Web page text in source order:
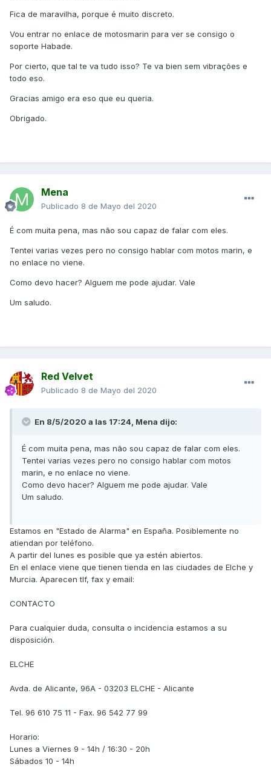
Fica de maravilha, porque é muito discreto.
Vou entrar no enlace de motosmarin para ver se consigo o
soporte Habade.
Por cierto, que tal te va tudo isso? Te va bien sem vibrações e
todo eso.
Gracias amigo era eso que eu queria.
Obrigado.
Mena
Publicado 8 de Mayo del 2020
É com muita pena, mas não sou capaz de falar com eles.
Tentei varias vezes pero no consigo hablar com motos marin, e
no enlace no viene.
Como devo hacer? Alguem me pode ajudar. Vale
Um saludo.
Red Velvet
Publicado 8 de Mayo del 2020
En 8/5/2020 a las 17:24, Mena dijo:
É com muita pena, mas não sou capaz de falar com eles.
Tentei varias vezes pero no consigo hablar com motos
marin, e no enlace no viene.
Como devo hacer? Alguem me pode ajudar. Vale
Um saludo.
Estamos en "Estado de Alarma" en España. Posiblemente no
atiendan por teléfono.
A partir del lunes es posible que ya estén abiertos.
En el enlace viene que tienen tienda en las ciudades de Elche y
Murcia. Aparecen tlf, fax y email:
CONTACTO
Para cualquier duda, consulta o incidencia estamos a su
disposición.
ELCHE
Avda. de Alicante, 96A - 03203 ELCHE - Alicante
Tel. 96 610 75 11 - Fax. 96 542 77 99
Horario:
Lunes a Viernes 9 - 14h / 16:30 - 20h
Sábados 10 - 14h